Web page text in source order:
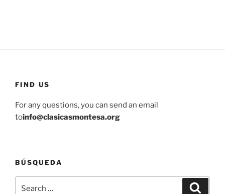
FIND US
For any questions, you can send an email
toinfo@clasicasmontesa.org
BÚSQUEDA